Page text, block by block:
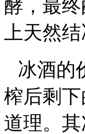
酵，最
上天然
冰酒的
榨后剩
道理。